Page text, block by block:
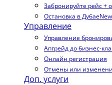
Забронируйте рейс +
Остановка в ДубаеNew
Управление
Управление
Апгрейд до бизнес-
Онлайн регистрация
Отмены или
Доп. услуги